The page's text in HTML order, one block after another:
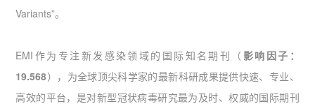
Variants”。
EMI作为专注新发感染领域的国际知名期刊（ 影响因子：
19.568），为全球顶尖科学家的最新科研成果提供快速、专业、
高效的平台，是对新型冠状病毒研究最为及时、权威的国际期刊